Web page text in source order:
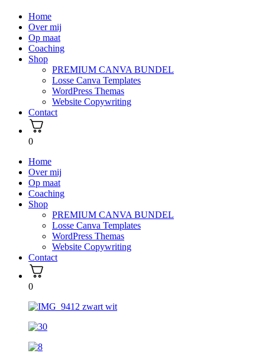
Home
Over mij
Op maat
Coaching
Shop
PREMIUM CANVA BUNDEL
Losse Canva Templates
WordPress Themas
Website Copywriting
Contact
0
Home
Over mij
Op maat
Coaching
Shop
PREMIUM CANVA BUNDEL
Losse Canva Templates
WordPress Themas
Website Copywriting
Contact
0